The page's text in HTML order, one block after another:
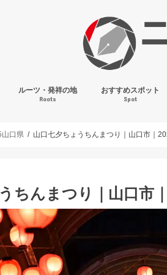
ルーツ・発祥の地
Roots
おすすめスポット
Spot
山口県 山口七夕ちょうちんまつり｜山口市｜
ちんまつり｜山口市